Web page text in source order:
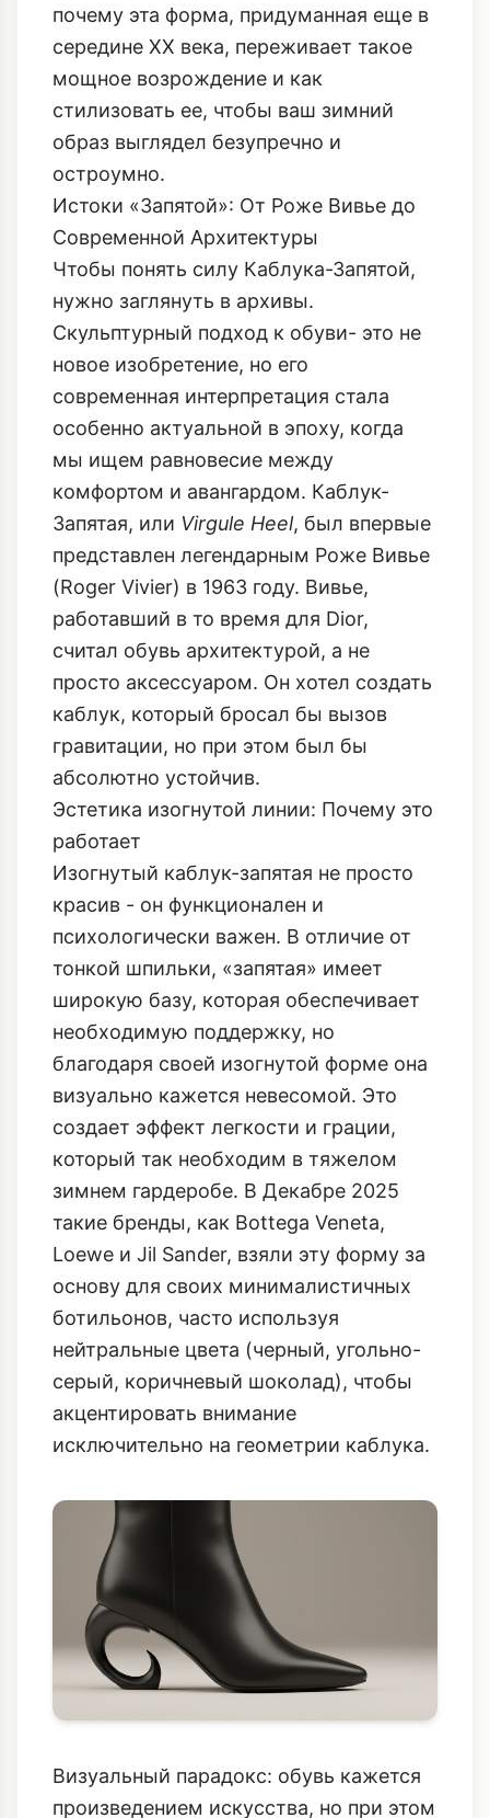
почему эта форма, придуманная еще в
середине XX века, переживает такое
мощное возрождение и как
стилизовать ее, чтобы ваш зимний
образ выглядел безупречно и
остроумно.
Истоки «Запятой»: От Роже Вивье до
Современной Архитектуры
Чтобы понять силу Каблука-Запятой,
нужно заглянуть в архивы.
Скульптурный подход к обуви- это не
новое изобретение, но его
современная интерпретация стала
особенно актуальной в эпоху, когда
мы ищем равновесие между
комфортом и авангардом. Каблук-
Запятая, или Virgule Heel, был впервые
представлен легендарным Роже Вивье
(Roger Vivier) в 1963 году. Вивье,
работавший в то время для Dior,
считал обувь архитектурой, а не
просто аксессуаром. Он хотел создать
каблук, который бросал бы вызов
гравитации, но при этом был бы
абсолютно устойчив.
Эстетика изогнутой линии: Почему это
работает
Изогнутый каблук-запятая не просто
красив - он функционален и
психологически важен. В отличие от
тонкой шпильки, «запятая» имеет
широкую базу, которая обеспечивает
необходимую поддержку, но
благодаря своей изогнутой форме она
визуально кажется невесомой. Это
создает эффект легкости и грации,
который так необходим в тяжелом
зимнем гардеробе. В Декабре 2025
такие бренды, как Bottega Veneta,
Loewe и Jil Sander, взяли эту форму за
основу для своих минималистичных
ботильонов, часто используя
нейтральные цвета (черный, угольно-
серый, коричневый шоколад), чтобы
акцентировать внимание
исключительно на геометрии каблука.
Визуальный парадокс: обувь кажется
произведением искусства, но при этом